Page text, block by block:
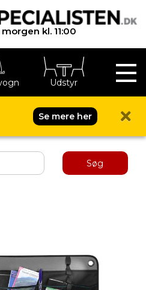
kl. 11:00
Udstyr
Se mere her
Søg